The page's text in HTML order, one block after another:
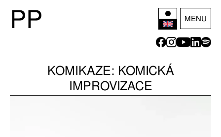
PP MENU
KOMIKAZE: KOMICKÁ
IMPROVIZACE